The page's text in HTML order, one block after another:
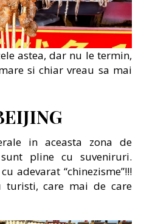
astea, dar nu le termin,
si chiar vreau sa mai
in aceasta zona de
pline cu suveniruri.
adevarat “chinezisme”!!!
turisti, care mai de care